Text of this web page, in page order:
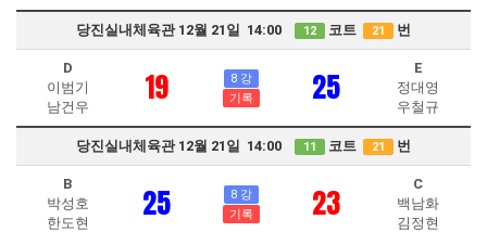
당진실내체육관 12월 21일 14:00 12 코트 21 번
D
이범기
남건우
19
8 강
기록
25
E
정대영
우철규
당진실내체육관 12월 21일 14:00 11 코트 21 번
B
박성호
한도현
25
8 강
기록
23
C
백남화
김정현